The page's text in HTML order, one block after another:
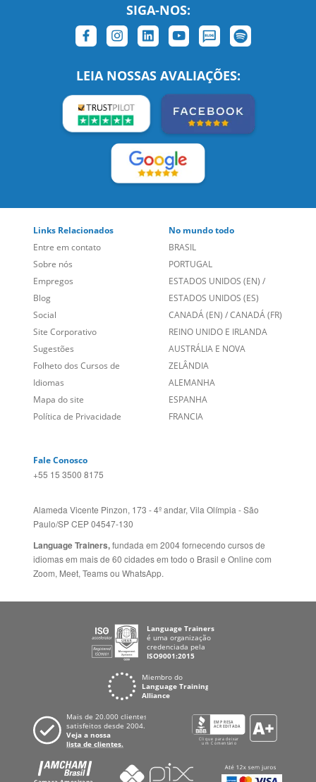
LEIA NOSSAS AVALIAÇÕES:
Sobre nós
Empregos
Blog
Social
Site Corporativo
Sugestões
Folheto dos Cursos de
Idiomas
Mapa do site
Política de Privacidade
PORTUGAL
ESTADOS UNIDOS (EN)
ESTADOS UNIDOS (ES)
CANADÁ (EN)/CANADÁ (FR)
REINO UNIDO E IRLANDA
AUSTRÁLIA E NOVA
ZELÂNDIA
ALEMANHA
ESPANHA
FRANCIA
Alameda Vicente Pinzon, 173 - 4º andar, Vila Olímpia - São
Language Trainers,fundada em 2004 fornecendo cursos de
idiomas em mais de 60 cidades em todo o Brasil e Online com